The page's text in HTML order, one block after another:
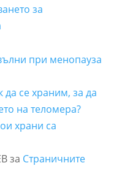
за
при менопауза
да се храним, за да
на теломера?
храни са
за Страничните